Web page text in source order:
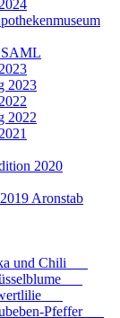
2023
2022
2020
Aronstab
und Chili___
Pfeffer___